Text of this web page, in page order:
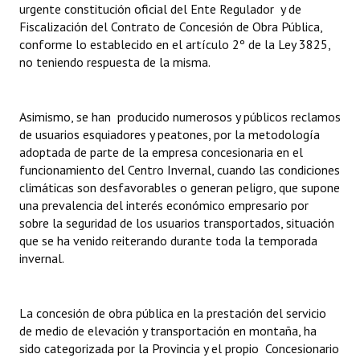
urgente constitución oficial del Ente Regulador y de
Fiscalización del Contrato de Concesión de Obra Pública,
conforme lo establecido en el artículo 2º de la Ley 3825,
no teniendo respuesta de la misma.
Asimismo, se han producido numerosos y públicos reclamos
de usuarios esquiadores y peatones, por la metodología
adoptada de parte de la empresa concesionaria en el
funcionamiento del Centro Invernal, cuando las condiciones
climáticas son desfavorables o generan peligro, que supone
una prevalencia del interés económico empresario por
sobre la seguridad de los usuarios transportados, situación
que se ha venido reiterando durante toda la temporada
invernal.
La concesión de obra pública en la prestación del servicio
de medio de elevación y transportación en montaña, ha
sido categorizada por la Provincia y el propio Concesionario